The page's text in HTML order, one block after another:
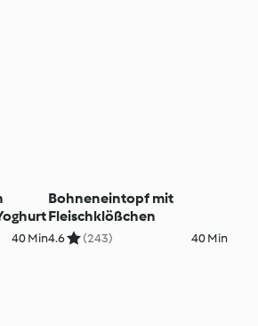
40 Min
Bohneneintopf mit
Fleischklößchen
4.6 (243) 40 Min